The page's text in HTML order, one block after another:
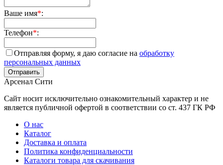
Ваше имя*:
Телефон*:
Отправляя форму, я даю согласие на обработку
персональных данных
Арсенал Сити
Сайт носит исключительно ознакомительный характер и не
является публичной офертой в соответствии со ст. 437 ГК РФ
О нас
Каталог
Доставка и оплата
Политика конфиденциальности
Каталоги товара для скачивания